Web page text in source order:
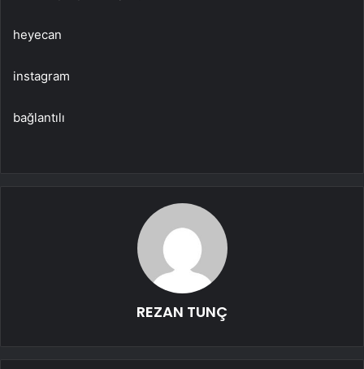
heyecan
instagram
bağlantılı
REZAN TUNÇ